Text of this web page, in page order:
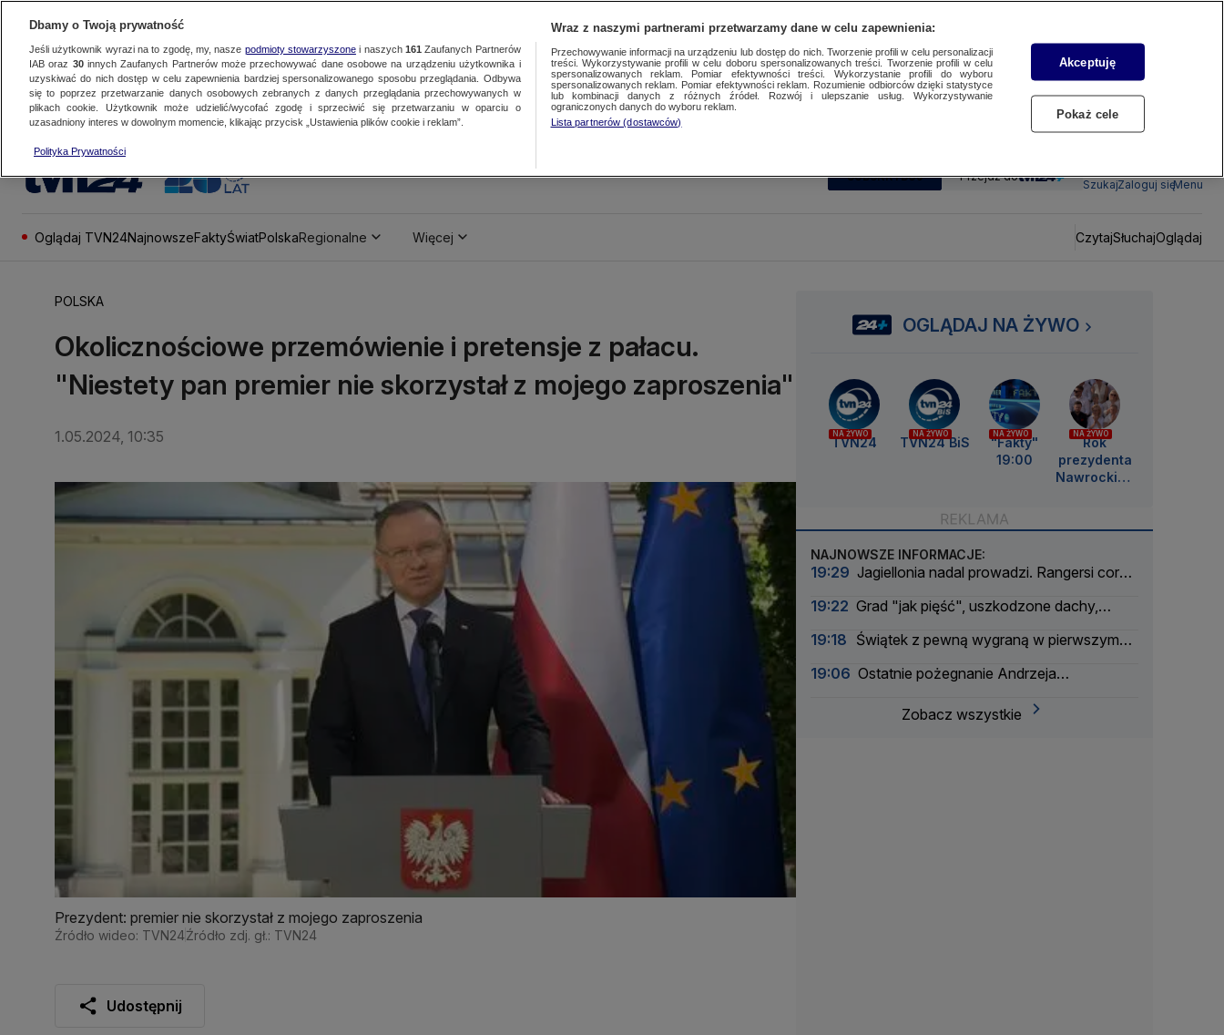
SUBSKRYBUJ Przejdź do
SzukajZaloguj sięMenu
Oglądaj TVN24NajnowszeFaktyŚwiatPolskaRegionalne Więcej CzytajSłuchajOglądaj
POLSKA
Okolicznościowe przemówienie i pretensje z pałacu.
"Niestety pan premier nie skorzystał z mojego zaproszenia"
1.05.2024, 10:35
Prezydent: premier nie skorzystał z mojego zaproszenia
Źródło wideo: TVN24Źródło zdj. gł.: TVN24
Udostępnij
OGLĄDAJ NA ŻYWO
NA ŻYWO
TVN24
NA ŻYWO
TVN24 BiS
NA ŻYWO
"Fakty"
19:00
NA ŻYWO
Rok
prezydenta
Nawrockieg
NAJNOWSZE INFORMACJE:
19:29 Jagiellonia nadal prowadzi. Rangersi coraz
19:22 Grad "jak pięść", uszkodzone dachy,
19:18 Świątek z pewną wygraną w pierwszym
19:06 Ostatnie pożegnanie Andrzeja
Zobacz wszystkie
Dbamy o Twoją prywatność
Jeśli użytkownik wyrazi na to zgodę, my, nasze podmioty stowarzyszonei naszych 161 Zaufanych Partnerów
IAB oraz 30innych Zaufanych Partnerów może przechowywać dane osobowe na urządzeniu użytkownika i
uzyskiwać do nich dostęp w celu zapewnienia bardziej spersonalizowanego sposobu przeglądania. Odbywa
się to poprzez przetwarzanie danych osobowych zebranych z danych przeglądania przechowywanych w
plikach cookie. Użytkownik może udzielić/wycofać zgodę i sprzeciwić się przetwarzaniu w oparciu o
uzasadniony interes w dowolnym momencie, klikając przycisk „Ustawienia plików cookie i reklam”.
Polityka Prywatności
Wraz z naszymi partnerami przetwarzamy dane w celu zapewnienia:
Przechowywanie informacji na urządzeniu lub dostęp do nich. Tworzenie profili w celu personalizacji
treści. Wykorzystywanie profili w celu doboru spersonalizowanych treści. Tworzenie profili w celu
spersonalizowanych reklam. Pomiar efektywności treści. Wykorzystanie profili do wyboru
spersonalizowanych reklam. Pomiar efektywności reklam. Rozumienie odbiorców dzięki statystyce
lub kombinacji danych z różnych źródeł. Rozwój i ulepszanie usług. Wykorzystywanie
ograniczonych danych do wyboru reklam.
Lista partnerów (dostawców)
Akceptuję
Pokaż cele